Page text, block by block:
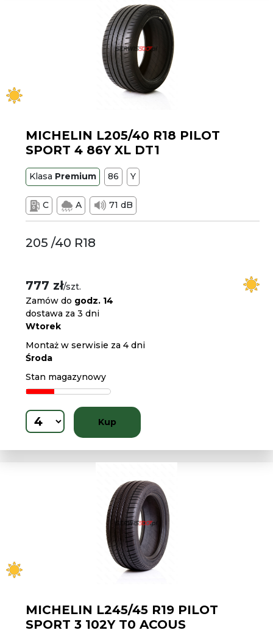
MICHELIN L205/40 R18 PILOT
SPORT 4 86Y XL DT1
Klasa Premium 86 Y
C A 71 dB
205 /40 R18
777 zł/szt.
Zamów do godz. 14
dostawa za 3 dni
Wtorek
Montaż w serwisie za 4 dni
Środa
Stan magazynowy
Kup
MICHELIN L245/45 R19 PILOT
SPORT 3 102Y T0 ACOUS